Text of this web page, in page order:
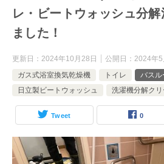
レ・ビートウォッシュ分
ました！
更新日： 2024年10月28日 公開日： 2024年5
ガス式浴室換気乾燥機
トイレ
バスル
日立製ビートウォッシュ
洗濯機分解ク
Tweet 0